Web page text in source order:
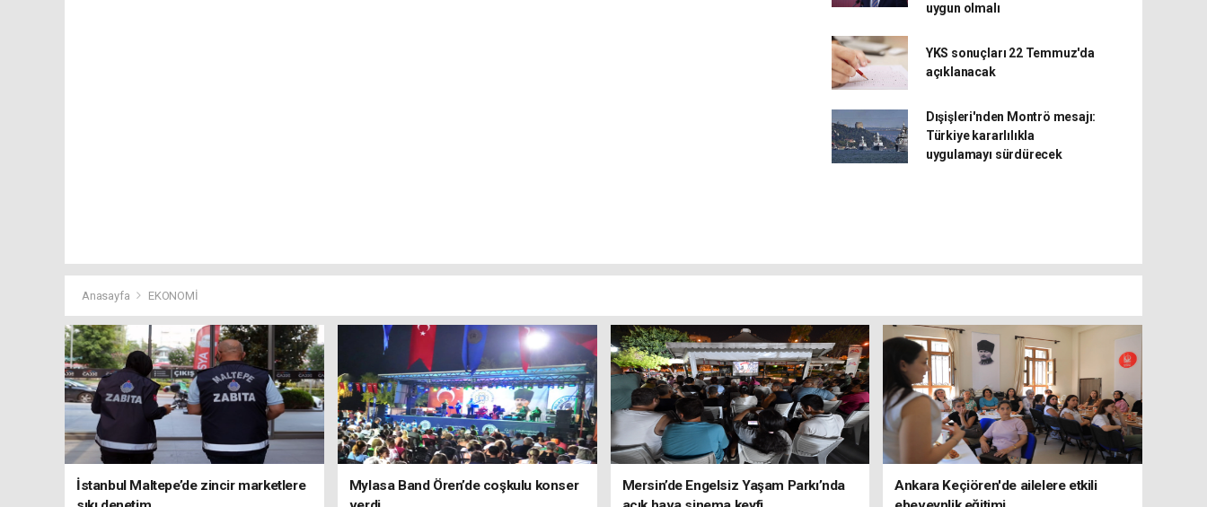
uygun olmalı
YKS sonuçları 22 Temmuz'da
açıklanacak
Dışişleri'nden Montrö mesajı:
Türkiye kararlılıkla
uygulamayı sürdürecek
Anasayfa EKONOMİ
İstanbul Maltepe’de zincir marketlere
Mylasa Band Ören’de coşkulu konser
Mersin’de Engelsiz Yaşam Parkı’nda
Ankara Keçiören'de ailelere etkili